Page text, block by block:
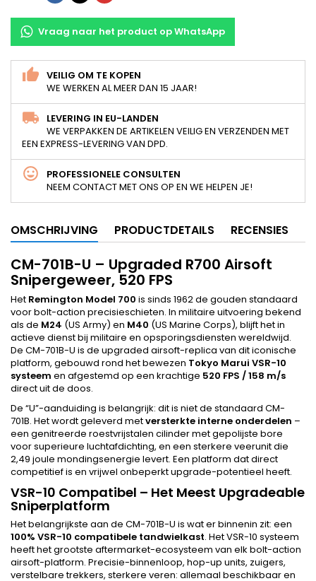
Vraag naar het product op WhatsApp
VEILIG OM TE KOPEN
WE WERKEN AL MEER DAN 15 JAAR!
LEVERING IN EU-LANDEN
WE VERPAKKEN DE ARTIKELEN VEILIG EN VERZENDEN MET
EEN EXPRESS-LEVERING VAN DPD.
PROFESSIONELE CONSULTEN
NEEM CONTACT MET ONS OP EN WE HELPEN JE!
OMSCHRIJVING PRODUCTDETAILS RECENSIES
CM-701B-U – Upgraded R700 Airsoft
Snipergeweer, 520 FPS
Het Remington Model 700 is sinds 1962 de gouden standaard
voor bolt-action precisieschieten. In militaire uitvoering bekend
als de M24 (US Army) en M40 (US Marine Corps), blijft het in
actieve dienst bij militaire en opsporingsdiensten wereldwijd.
De CM-701B-U is de upgraded airsoft-replica van dit iconische
platform, gebouwd rond het bewezen Tokyo Marui VSR-10
systeem en afgestemd op een krachtige 520 FPS / 158 m/s
direct uit de doos.
De “U”-aanduiding is belangrijk: dit is niet de standaard CM-
701B. Het wordt geleverd metversterkte interne onderdelen –
een genitreerde roestvrijstalen cilinder met gepolijste bore
voor superieure luchtafdichting, en een sterkere veerunit die
2,49 joule mondingsenergie levert. Een platform dat direct
competitief is en vrijwel onbeperkt upgrade-potentieel heeft.
VSR-10 Compatibel – Het Meest Upgradeable
Sniperplatform
Het belangrijkste aan de CM-701B-U is wat er binnenin zit: een
100% VSR-10 compatibele tandwielkast. Het VSR-10 systeem
heeft het grootste aftermarket-ecosysteem van elk bolt-action
airsoft-platform. Precisie-binnenloop, hop-up units, zuigers,
verstelbare trekkers, sterkere veren: allemaal beschikbaar en